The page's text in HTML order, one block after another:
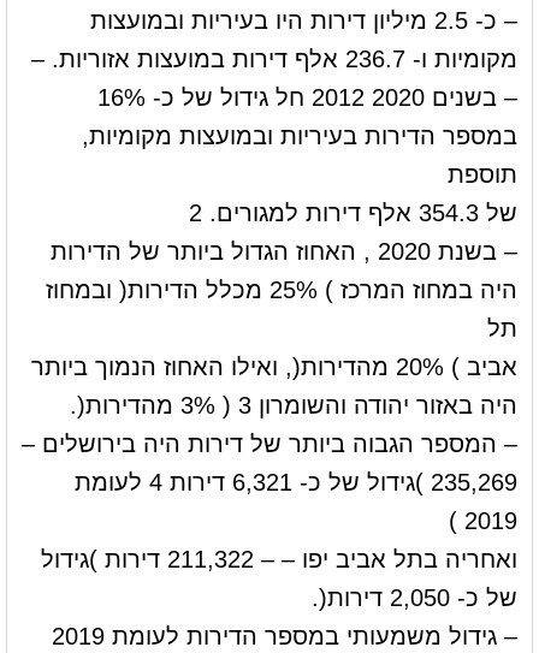
– כ- 2.5 מיליון דירות היו בעיריות ובמועצות
מקומיות ו- 236.7 אלף דירות במועצות אזוריות. –
– בשנים 2020 2012 חל גידול של כ- 16%
במספר הדירות בעיריות ובמועצות מקומיות,
תוספת
של 354.3 אלף דירות למגורים. 2
– בשנת 2020 , האחוז הגדול ביותר של הדירות
היה במחוז המרכז ) 25% מכלל הדירות( ובמחוז
תל
אביב ) 20% מהדירות(, ואילו האחוז הנמוך ביותר
היה באזור יהודה והשומרון 3 ( 3% מהדירות(.
– המספר הגבוה ביותר של דירות היה בירושלים –
235,269 )גידול של כ- 6,321 דירות 4 לעומת
2019 )
ואחריה בתל אביב יפו – – 211,322 דירות )גידול
של כ- 2,050 דירות(.
– גידול משמעותי במספר הדירות לעומת 2019